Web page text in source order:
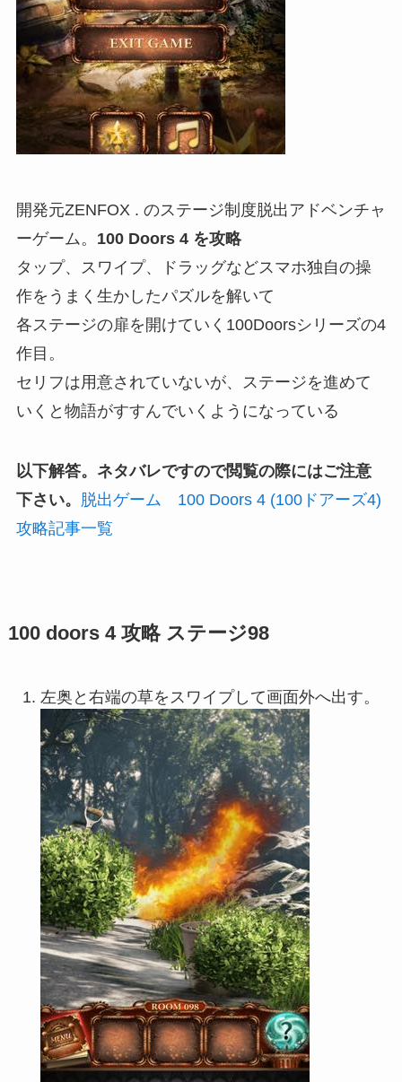
開発元ZENFOX . のステージ制度脱出アドベンチャ
ーゲーム。 100 Doors 4 を攻略
タップ、スワイプ、ドラッグなどスマホ独自の操
作をうまく生かしたパズルを解いて
各ステージの扉を開けていく100Doorsシリーズの4
作目。
セリフは用意されていないが、ステージを進めて
いくと物語がすすんでいくようになっている
以下解答。ネタバレですので閲覧の際にはご注意
下さい。 脱出ゲーム 100 Doors 4 (100ドアーズ4)
攻略記事一覧
100 doors 4 攻略 ステージ98
左奥と右端の草をスワイプして画面外へ出す。